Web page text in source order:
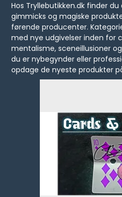
Hos Tryllebutikken.dk finder
gimmicks og magiske
førende producenter.
med nye udgivelser inden for
mentalisme, sceneillusioner
du er nybegynder eller
opdage de nyeste produkter